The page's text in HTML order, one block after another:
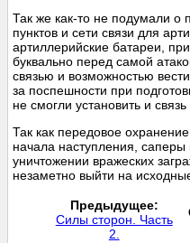
Так же как-то не подумали о
пунктов и сети связи для
артиллерийские батареи,
буквально перед самой
связью и возможностью
за поспешности при
не смогли установить и
Так как передовое
начала наступления,
уничтожении вражеских
незаметно выйти на
Предыдущее:
Силы сторон. Часть
2.